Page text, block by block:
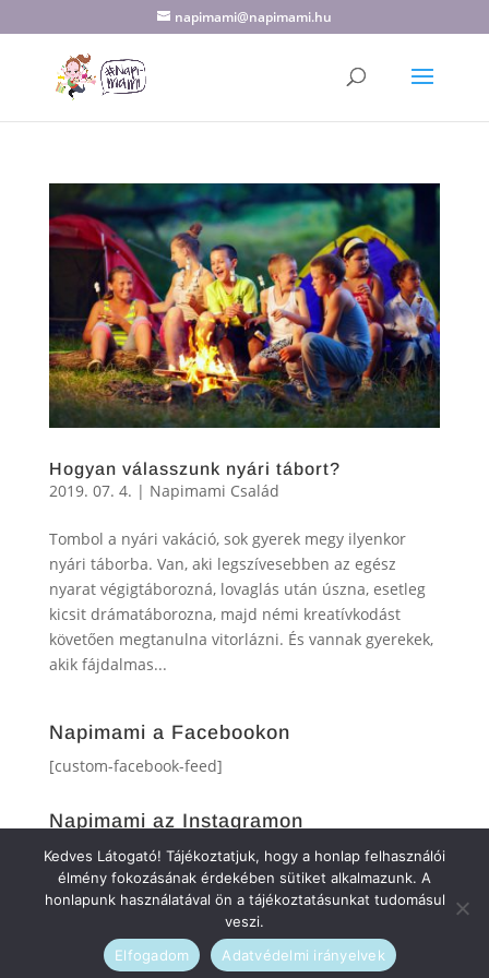
napimami@napimami.hu
Hogyan válasszunk nyári tábort?
2019. 07. 4. | Napimami Család
Tombol a nyári vakáció, sok gyerek megy ilyenkor
nyári táborba. Van, aki legszívesebben az egész
nyarat végigtáborozná, lovaglás után úszna, esetleg
kicsit drámatáborozna, majd némi kreatívkodást
követően megtanulna vitorlázni. És vannak gyerekek,
akik fájdalmas...
Napimami a Facebookon
[custom-facebook-feed]
Napimami az Instagramon
[instagram-feed]
Kedves Látogató! Tájékoztatjuk, hogy a honlap felhasználói
élmény fokozásának érdekében sütiket alkalmazunk. A
honlapunk használatával ön a tájékoztatásunkat tudomásul
veszi.
Elfogadom
Adatvédelmi irányelvek